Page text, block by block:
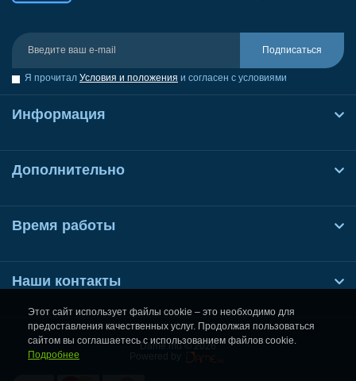
Подписаться
Я прочитал Условия и положения и согласен с условиями
Информация
Дополнительно
Время работы
Наши контакты
Dame.md © 2026
Powered by
Этот сайт использует файлы cookie – это необходимо для
предоставления качественных услуг. Продолжая пользоваться
сайтом вы соглашаетесь с использованием файлов cookie.
Подробнее